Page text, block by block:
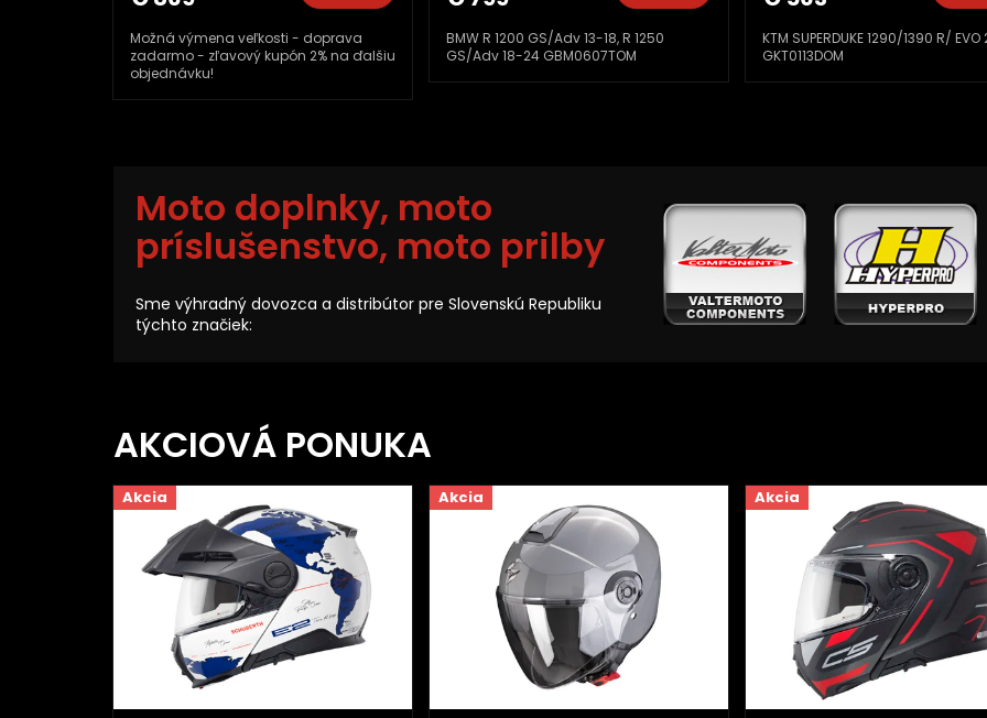
veľkosti - doprava
kupón 2% na ďalšiu
BMW R 1200 GS/Adv 13-18, R 1250
GS/Adv 18-24 GBM0607TOM
KTM SUPERDUKE 1290/1390 R/ EVO 20-24
GKT0113DOM
Možná
zadarmo -
Moto doplnky, moto
príslušenstvo, moto prilby
Sme výhradný dovozca a distribútor pre Slovenskú Republiku
týchto značiek:
AKCIOVÁ PONUKA
Akcia Akcia Akcia